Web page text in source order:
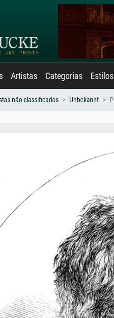
Artistas Categorias
não classificados Unbekannt